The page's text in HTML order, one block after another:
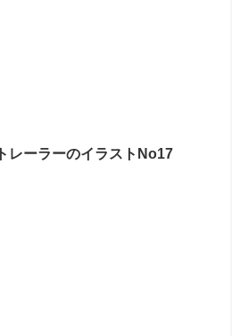
トレーラーのイラストNo17